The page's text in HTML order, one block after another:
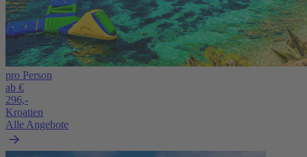
pro Person
ab €
296,-
Kroatien
Alle Angebote